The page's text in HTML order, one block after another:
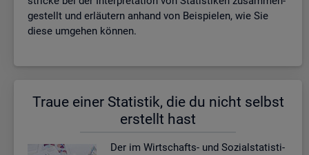
ge­stellt und er­läu­tern an­hand von Bei­spie­len, wie Sie
diese um­ge­hen kön­nen.
Traue einer Sta­tis­tik, die du nicht selbst
er­stellt hast
Der im Wirt­schafts- und So­zi­al­sta­tis­ti­